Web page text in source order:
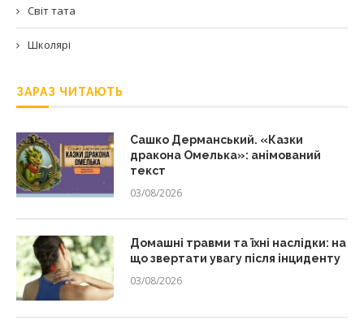
Світ тата
Школярі
ЗАРАЗ ЧИТАЮТЬ
Сашко Дерманський. «Казки
дракона Омелька»: анімований
текст
03/08/2026
Домашні травми та їхні наслідки: на
що звертати увагу після інциденту
03/08/2026